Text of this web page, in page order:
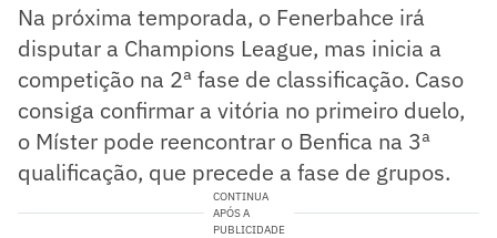
Na próxima temporada, o Fenerbahce irá
disputar a Champions League, mas inicia a
competição na 2ª fase de classificação. Caso
consiga confirmar a vitória no primeiro duelo,
o Míster pode reencontrar o Benfica na 3ª
qualificação, que precede a fase de grupos.
CONTINUA
APÓS A
PUBLICIDADE